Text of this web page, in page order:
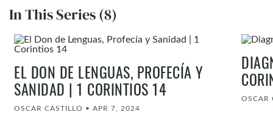
In This Series (8)
EL DON DE LENGUAS, PROFECÍA Y
SANIDAD | 1 CORINTIOS 14
OSCAR CASTILLO • APR 7, 2024
OSCAR